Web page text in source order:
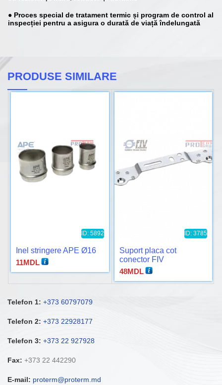
● Proces special de tratament termic și program de control al
inspecției pentru a asigura o durată de viață îndelungată
PRODUSE SIMILARE
ID: 5892
Inel stringere APE Ø16
11MDL
ID: 3785
Suport placa cot
conector FIV
48MDL
Telefon 1: +373 60797079
Telefon 2: +373 22928177
Telefon 3: +373 22 927928
Fax: +373 22 442290
E-mail: proterm@proterm.md